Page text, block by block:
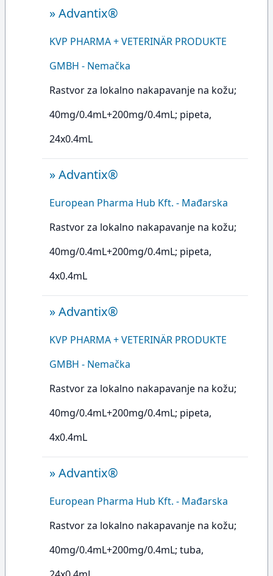
»Advantix®
KVP PHARMA + VETERINÄR PRODUKTE
GMBH - Nemačka
Rastvor za lokalno nakapavanje na kožu;
40mg/0.4mL+200mg/0.4mL; pipeta,
24x0.4mL
»Advantix®
European Pharma Hub Kft. - Mađarska
Rastvor za lokalno nakapavanje na kožu;
40mg/0.4mL+200mg/0.4mL; pipeta,
4x0.4mL
»Advantix®
KVP PHARMA + VETERINÄR PRODUKTE
GMBH - Nemačka
Rastvor za lokalno nakapavanje na kožu;
40mg/0.4mL+200mg/0.4mL; pipeta,
4x0.4mL
»Advantix®
European Pharma Hub Kft. - Mađarska
Rastvor za lokalno nakapavanje na kožu;
40mg/0.4mL+200mg/0.4mL; tuba,